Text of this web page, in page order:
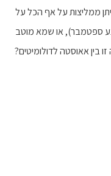
ממליצות על אף הכל על
ספטמבר), או שמא מוטב
בין אאוסטה לדולומיטים?